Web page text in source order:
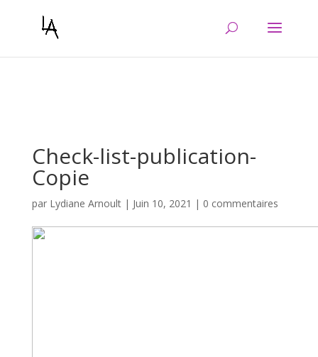
Warning: Constant WP_CRON_LOCK_TIMEOUT already defined in
/htdocs/wp-config.php
Check-list-publication-
Copie
par Lydiane Arnoult| Juin 10, 2021 | 0 commentaires